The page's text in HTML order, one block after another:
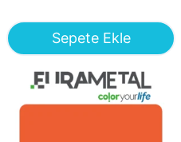
Sepete Ekle